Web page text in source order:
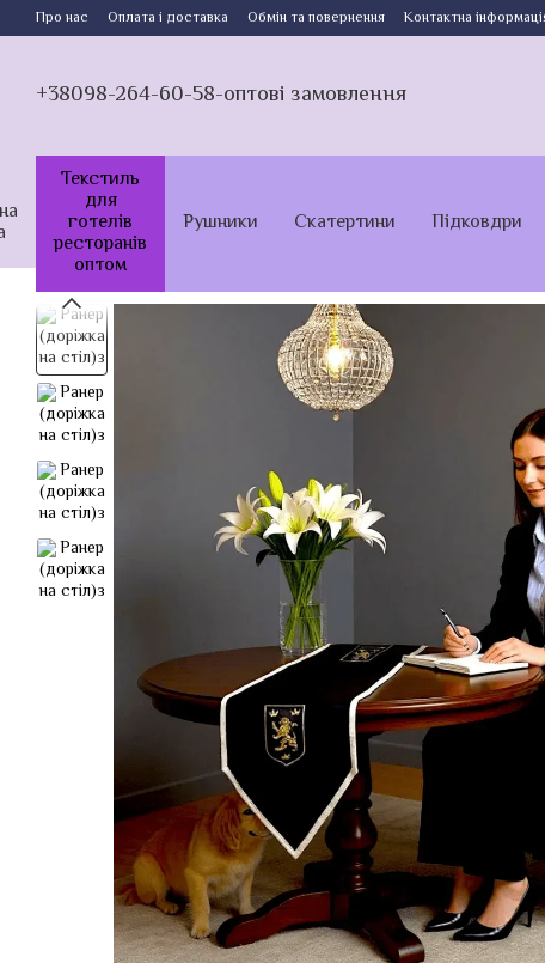
Перейти до основного контенту
Про нас Оплата і доставка Обмін та повернення Контактна
+38098-264-60-58-оптові замовлення
Текстиль
для
готелів
ресторанів
оптом
Рушники Скатертини Підковдри